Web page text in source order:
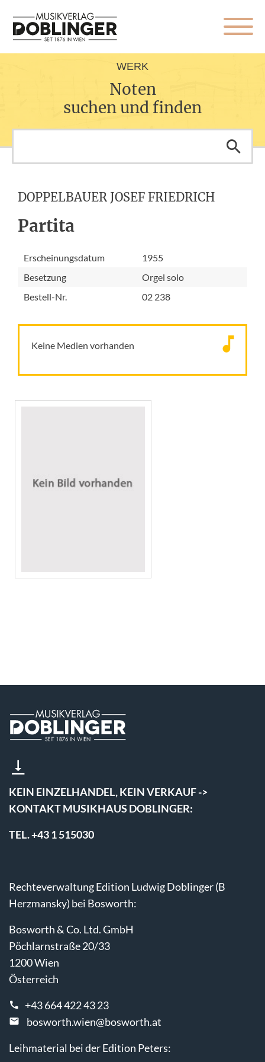
WERK
Noten
suchen und finden
DOPPELBAUER JOSEF FRIEDRICH
Partita
Erscheinungsdatum
1955
Besetzung
Orgel solo
Bestell-Nr.
02 238
Keine Medien vorhanden
KEIN EINZELHANDEL, KEIN VERKAUF ->
KONTAKT MUSIKHAUS DOBLINGER:
TEL. +43 1 515030
Rechteverwaltung Edition Ludwig Doblinger (B
Herzmansky) bei Bosworth:
Bosworth & Co. Ltd. GmbH
Pöchlarnstraße 20/33
1200 Wien
Österreich
+43 664 422 43 23
bosworth.wien@bosworth.at
Leihmaterial bei der Edition Peters: